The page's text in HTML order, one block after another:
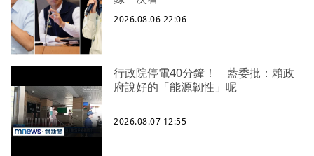
2026.08.06 22:06
行政院停電40分鐘！ 藍委批：賴政
府說好的「能源韌性」呢
2026.08.07 12:55